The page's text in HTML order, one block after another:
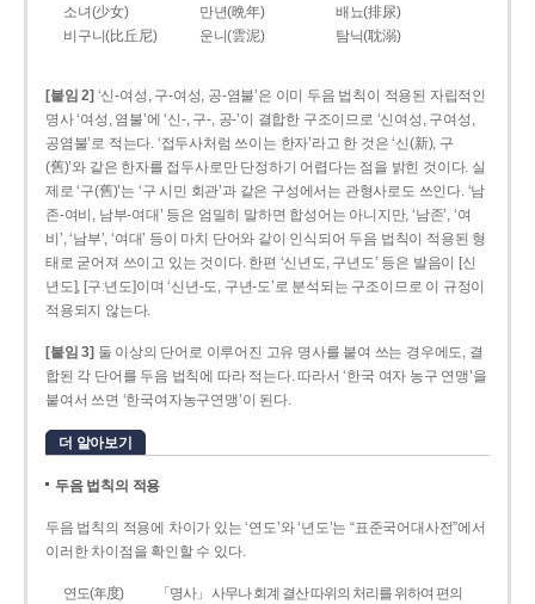
소녀(少女) 만년(晩年)
배뇨(排尿)
비구니(比丘尼)
운니(雲泥) 탐닉(耽溺)
[붙임 2] ‘신-여성, 구-여성, 공-염불’은 이미 두음 법칙이 적용된 자립적인
명사 ‘여성, 염불’에 ‘신-, 구-, 공-’이 결합한 구조이므로 ‘신여성, 구여성,
공염불’로 적는다. ‘접두사처럼 쓰이는 한자’라고 한 것은 ‘신(新), 구
(舊)’와 같은 한자를 접두사로만 단정하기 어렵다는 점을 밝힌 것이다. 실
제로 ‘구(舊)’는 ‘구 시민 회관’과 같은 구성에서는 관형사로도 쓰인다. ‘남
존­-여비, 남부-­여대’ 등은 엄밀히 말하면 합성어는 아니지만, ‘남존’, ‘여
비’, ‘남부’, ‘여대’ 등이 마치 단어와 같이 인식되어 두음 법칙이 적용된 형
태로 굳어져 쓰이고 있는 것이다. 한편 ‘신년도, 구년도’ 등은 발음이 [신
년도], [구ː년도]이며 ‘신년­-도, 구년-­도’로 분석되는 구조이므로 이 규정이
적용되지 않는다.
[붙임 3] 둘 이상의 단어로 이루어진 고유 명사를 붙여 쓰는 경우에도, 결
합된 각 단어를 두음 법칙에 따라 적는다. 따라서 ‘한국 여자 농구 연맹’을
붙여서 쓰면 ‘한국여자농구연맹’이 된다.
더 알아보기
두음 법칙의 적용
두음 법칙의 적용에 차이가 있는 ‘연도’와 ‘년도’는 “표준국어대사전”에서
이러한 차이점을 확인할 수 있다.
연도(年度)
「명사」 사무나 회계 결산 따위의 처리를 위하여 편의